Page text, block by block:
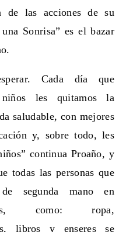
de las acciones de su
Sonrisa” es el bazar
Cada día que
niños les quitamos la
saludable, con mejores
y, sobre todo, les
continua Proaño, y
todas las personas que
segunda mano en
como: ropa,
libros y enseres se